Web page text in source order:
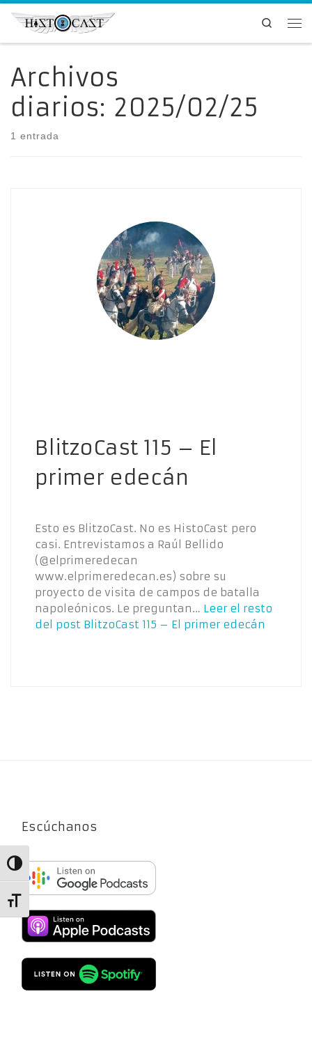
Alternar alto contraste
Alternar tamaño de letra
Saltar al contenido
Search
Archivos
diarios: 2025/02/25
1 entrada
BlitzoCast 115 – El
primer edecán
Esto es BlitzoCast. No es HistoCast pero
casi. Entrevistamos a Raúl Bellido
(@elprimeredecan
www.elprimeredecan.es) sobre su
proyecto de visita de campos de batalla
napoleónicos. Le preguntan… Leer el resto
del post BlitzoCast 115 – El primer edecán
Escúchanos